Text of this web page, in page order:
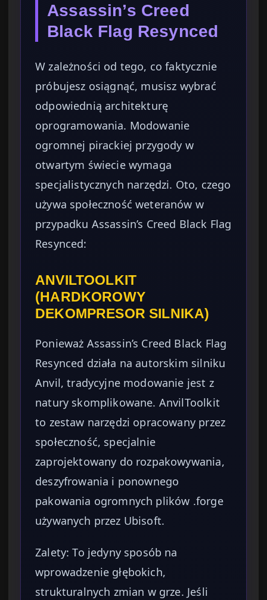
Assassin’s Creed
Black Flag Resynced
W zależności od tego, co faktycznie
próbujesz osiągnąć, musisz wybrać
odpowiednią architekturę
oprogramowania. Modowanie
ogromnej pirackiej przygody w
otwartym świecie wymaga
specjalistycznych narzędzi. Oto, czego
używa społeczność weteranów w
przypadku Assassin’s Creed Black Flag
Resynced:
ANVILTOOLKIT
(HARDKOROWY
DEKOMPRESOR SILNIKA)
Ponieważ Assassin’s Creed Black Flag
Resynced działa na autorskim silniku
Anvil, tradycyjne modowanie jest z
natury skomplikowane. AnvilToolkit
to zestaw narzędzi opracowany przez
społeczność, specjalnie
zaprojektowany do rozpakowywania,
deszyfrowania i ponownego
pakowania ogromnych plików .forge
używanych przez Ubisoft.
Zalety: To jedyny sposób na
wprowadzenie głębokich,
strukturalnych zmian w grze. Jeśli